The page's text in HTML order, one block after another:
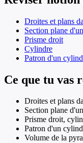
Droites et plans
Section plane
Prisme droit
Cylindre
Patron d'un
Ce que tu vas
Droites et plans
Section plane
Prisme droit,
Patron d'un
Volume de la